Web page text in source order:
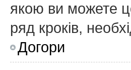
якою ви можете
ряд кроків,
Догори